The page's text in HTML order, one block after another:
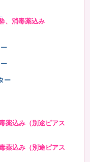
、消毒薬込み
ー
薬込み（別途ピアス
薬込み（別途ピアス